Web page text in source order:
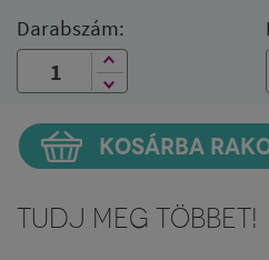
Darabszám:
KOSÁRBA
Tudj meg többet!